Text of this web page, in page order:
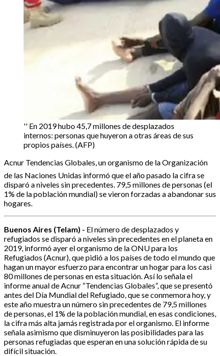
'' En 2019 hubo 45,7 millones de desplazados
internos: personas que huyeron a otras áreas de sus
propios países. (AFP)
Acnur Tendencias Globales, un organismo de la Organización
de las Naciones Unidas informó que el año pasado la cifra se
disparó a niveles sin precedentes. 79,5 millones de personas (el
1% de la población mundial) se vieron forzadas a abandonar sus
hogares.
Buenos Aires (Telam) - El número de desplazados y
refugiados se disparó a niveles sin precedentes en el planeta en
2019, informó ayer el organismo de la ONU para los
Refugiados (Acnur), que pidió a los países de todo el mundo que
hagan un mayor esfuerzo para encontrar un hogar para los casi
80 millones de personas en esta situación. Así lo señala el
informe anual de Acnur “Tendencias Globales”, que se presentó
antes del Día Mundial del Refugiado, que se conmemora hoy, y
este año muestra un número sin precedentes de 79,5 millones
de personas, el 1% de la población mundial, en esas condiciones,
la cifra más alta jamás registrada por el organismo. El informe
señala asimismo que disminuyeron las posibilidades para las
personas refugiadas que esperan en una solución rápida de su
difícil situación.